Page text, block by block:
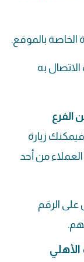
بالموقع.
به
الفرع
زيارة
من أحد
الرقم